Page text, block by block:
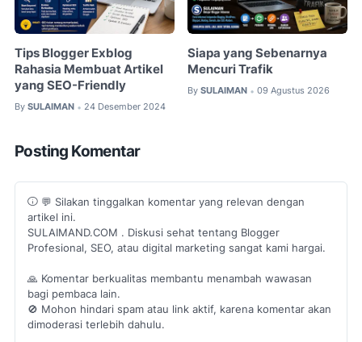
Tips Blogger Exblog
Rahasia Membuat Artikel
yang SEO-Friendly
By SULAIMAN • 24 Desember 2024
Siapa yang Sebenarnya
Mencuri Trafik
By SULAIMAN • 09 Agustus 2026
Posting Komentar
💬 Silakan tinggalkan komentar yang relevan dengan
artikel ini.
SULAIMAND.COM . Diskusi sehat tentang Blogger
Profesional, SEO, atau digital marketing sangat kami hargai.
🙏 Komentar berkualitas membantu menambah wawasan
bagi pembaca lain.
🚫 Mohon hindari spam atau link aktif, karena komentar akan
dimoderasi terlebih dahulu.